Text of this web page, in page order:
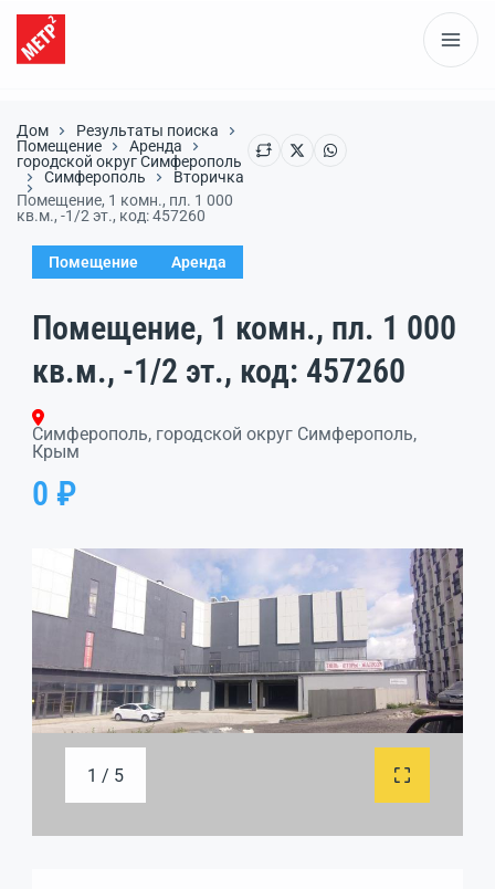
Дом
Результаты поиска
Помещение
Аренда
городской округ Симферополь
Симферополь
Вторичка
Помещение, 1 комн., пл. 1 000
кв.м., -1/2 эт., код: 457260
Помещение Аренда
Помещение, 1 комн., пл. 1 000
кв.м., -1/2 эт., код: 457260
Симферополь, городской округ Симферополь,
Крым
0 ₽
1 / 5